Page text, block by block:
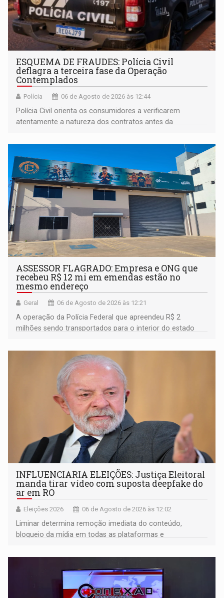
ESQUEMA DE FRAUDES: Polícia Civil
deflagra a terceira fase da Operação
Contemplados
Polícia 06 de Agosto de 2026 às 12:44
Polícia Civil orienta os consumidores a verificarem
atentamente a natureza dos contratos antes da
ASSESSOR FLAGRADO: Empresa e ONG que
recebeu R$ 12 mi em emendas estão no
mesmo endereço
Geral 06 de Agosto de 2026 às 12:21
A operação da Polícia Federal que apreendeu R$ 2
milhões sendo transportados para o interior do estado
ligação do suspeito com um deputado federal do União
Brasil por Rondônia
INFLUENCIARIA ELEIÇÕES: Justiça Eleitoral
manda tirar vídeo com suposta deepfake do
ar em RO
Eleições 2026 06 de Agosto de 2026 às 12:02
Liminar determina remoção imediata do conteúdo,
bloqueio da mídia em todas as plataformas e